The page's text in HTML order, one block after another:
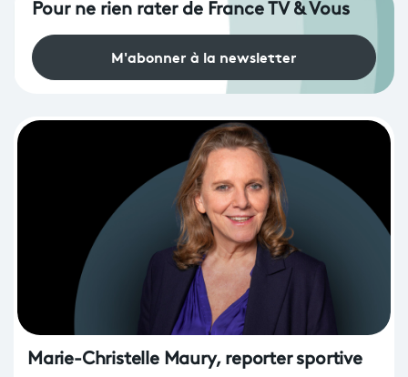
Pour ne rien rater de France TV & Vous
M'abonner à la newsletter
Marie-Christelle Maury, reporter sportive